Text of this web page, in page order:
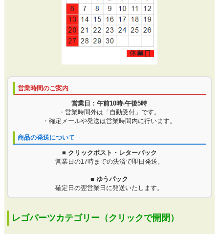
営業時間のご案内
営業日：午前10時-午後5時
・営業時間外は「自動受付」です。
・確定メールや発送は営業時間内に行います。
商品の発送について
■ クリックポスト・レターパック
営業日の17時までの決済で即日発送。
■ ゆうパック
確定日の翌営業日に発送いたします。
レゴパーツカテゴリー（クリックで開閉）